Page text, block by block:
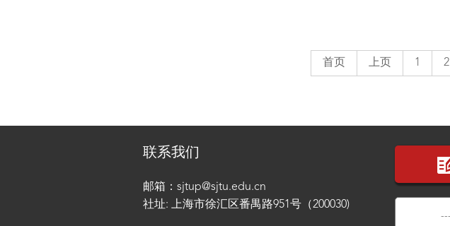
首页 上页 1 2
联系我们
邮箱：sjtup@sjtu.edu.cn
社址: 上海市徐汇区番禺路951号（200030)